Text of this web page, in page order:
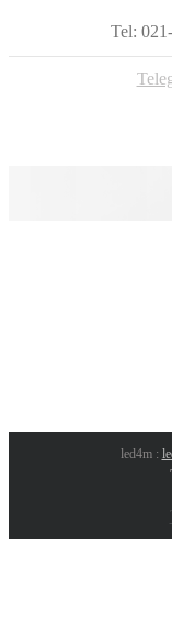
Tel: